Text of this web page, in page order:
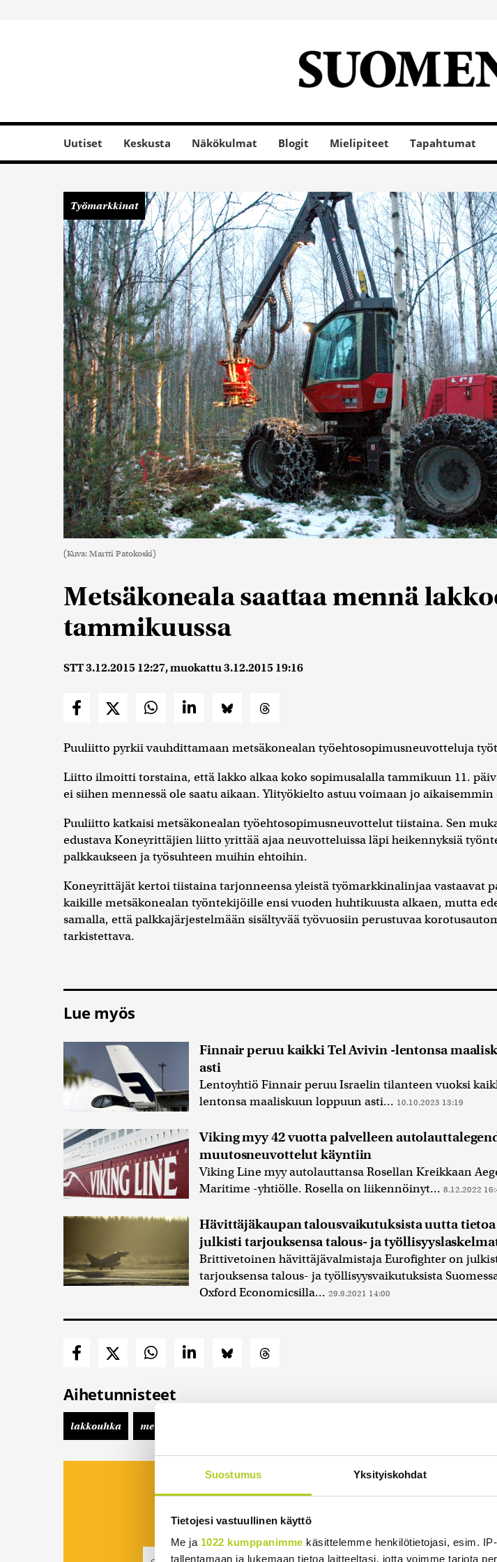
Suostumus Yksityiskohdat
Tietojesi vastuullinen käyttö
Me ja 1022 kumppanimme käsittelemme henkilötietojasi, esim.
tallentamaan ja lukemaan tietoa laitteeltasi, jotta voimme tarjota
Uutiset Keskusta Näkökulmat Blogit Mielipiteet Tapahtumat
Työmarkkinat
(Kuva: Martti Patokoski)
Metsäkoneala saattaa mennä
tammikuussa
STT3.12.2015 12:27, muokattu3.12.2015 19:16
Puuliitto pyrkii vauhdittamaan metsäkonealan työehtosopimusneuvotteluja
Liitto ilmoitti torstaina, että lakko alkaa koko sopimusalalla tammikuun 11.
ei siihen mennessä ole saatu aikaan. Ylityökielto astuu voimaan jo
Puuliitto katkaisi metsäkonealan työehtosopimusneuvottelut tiistaina. Sen
edustava Koneyrittäjien liitto yrittää ajaa neuvotteluissa läpi heikennyksiä
palkkaukseen ja työsuhteen muihin ehtoihin.
Koneyrittäjät kertoi tiistaina tarjonneensa yleistä työmarkkinalinjaa vastaavat
kaikille metsäkonealan työntekijöille ensi vuoden huhtikuusta alkaen, mutta
samalla, että palkkajärjestelmään sisältyvää työvuosiin perustuvaa
tarkistettava.
Lue myös
Finnair peruu kaikki Tel Avivin -lentonsa
asti
Lentoyhtiö Finnair peruu Israelin tilanteen vuoksi
lentonsa maaliskuun loppuun asti... 10.10.2023 13:19
Viking myy 42 vuotta palvelleen
muutosneuvottelut käyntiin
Viking Line myy autolauttansa Rosellan Kreikkaan
Maritime -yhtiölle. Rosella on liikennöinyt... 8.12.2022
Hävittäjäkaupan talousvaikutuksista uutta
julkisti tarjouksensa talous- ja
Brittivetoinen hävittäjävalmistaja Eurofighter on
tarjouksensa talous- ja työllisyysvaikutuksista
Oxford Economicsilla... 29.9.2021 14:00
Aihetunnisteet
lakkouhka metsäkoneala
Viidesti viikossa kiinnostavimmista sisällöistä
Tilaa Suomenmaan ilmainen uutiskirje.